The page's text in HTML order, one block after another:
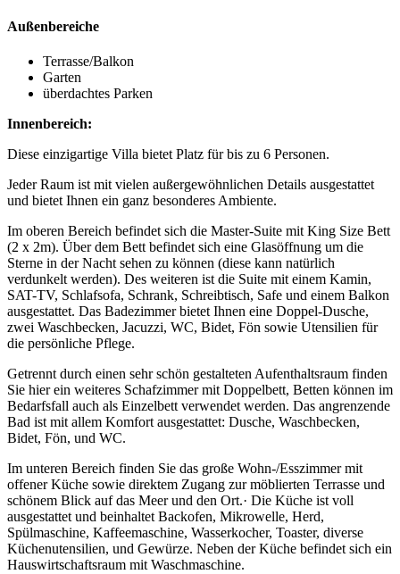
Außenbereiche
Terrasse/Balkon
Garten
überdachtes Parken
Innenbereich:
Diese einzigartige Villa bietet Platz für bis zu 6 Personen.
Jeder Raum ist mit vielen außergewöhnlichen Details ausgestattet
und bietet Ihnen ein ganz besonderes Ambiente.
Im oberen Bereich befindet sich die Master-Suite mit King Size Bett
(2 x 2m). Über dem Bett befindet sich eine Glasöffnung um die
Sterne in der Nacht sehen zu können (diese kann natürlich
verdunkelt werden). Des weiteren ist die Suite mit einem Kamin,
SAT-TV, Schlafsofa, Schrank, Schreibtisch, Safe und einem Balkon
ausgestattet. Das Badezimmer bietet Ihnen eine Doppel-Dusche,
zwei Waschbecken, Jacuzzi, WC, Bidet, Fön sowie Utensilien für
die persönliche Pflege.
Getrennt durch einen sehr schön gestalteten Aufenthaltsraum finden
Sie hier ein weiteres Schafzimmer mit Doppelbett, Betten können im
Bedarfsfall auch als Einzelbett verwendet werden. Das angrenzende
Bad ist mit allem Komfort ausgestattet: Dusche, Waschbecken,
Bidet, Fön, und WC.
Im unteren Bereich finden Sie das große Wohn-/Esszimmer mit
offener Küche sowie direktem Zugang zur möblierten Terrasse und
schönem Blick auf das Meer und den Ort.· Die Küche ist voll
ausgestattet und beinhaltet Backofen, Mikrowelle, Herd,
Spülmaschine, Kaffeemaschine, Wasserkocher, Toaster, diverse
Küchenutensilien, und Gewürze. Neben der Küche befindet sich ein
Hauswirtschaftsraum mit Waschmaschine.